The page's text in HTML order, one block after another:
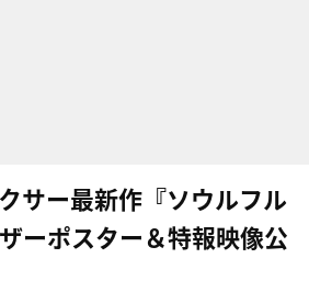
サー最新作『ソウルフル
ーポスター＆特報映像公